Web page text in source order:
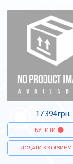
17 394 грн.
КУПИТИ
ДОДАТИ В КОРЗИНУ